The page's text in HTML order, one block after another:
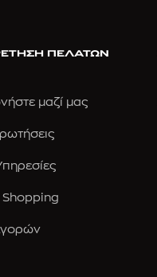
ΠΕΛΑΤΩΝ
μαζί μας
Shopping